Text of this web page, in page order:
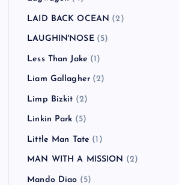
LAID BACK OCEAN (2)
LAUGHIN'NOSE(5)
Less Than Jake (1)
Liam Gallagher (2)
Limp Bizkit (2)
Linkin Park (5)
Little Man Tate (1)
MAN WITH A MISSION (2)
Mando Diao (5)